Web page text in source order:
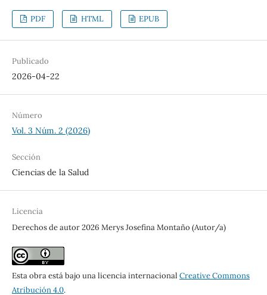
PDF HTML EPUB
Publicado
2026-04-22
Número
Vol. 3 Núm. 2 (2026)
Sección
Ciencias de la Salud
Licencia
Derechos de autor 2026 Merys Josefina Montaño (Autor/a)
Esta obra está bajo una licencia internacional Creative Commons
Atribución 4.0.